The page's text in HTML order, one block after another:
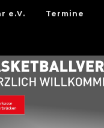
e.V. Termine